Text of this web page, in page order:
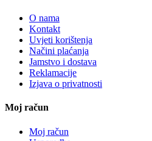
O nama
Kontakt
Uvjeti korištenja
Načini plaćanja
Jamstvo i dostava
Reklamacije
Izjava o privatnosti
Moj račun
Moj račun